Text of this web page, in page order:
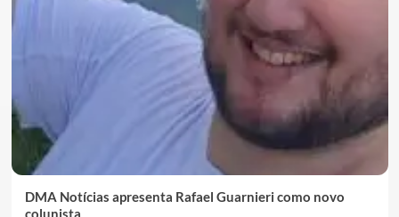
DMA Notícias apresenta Rafael Guarnieri como novo